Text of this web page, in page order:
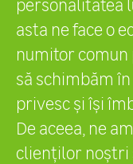
asta ne face o
numitor
să schimbăm
privesc și își
De aceea, ne
clienților noștri